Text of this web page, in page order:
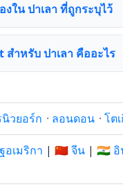
ใน ปาเลา ที่ถูกระบุไว้
สำหรับ ปาเลา คืออะไร
วยอร์ก · ลอนดอน · โต
อเมริกา | 🇨🇳 จีน | 🇮🇳 อิ